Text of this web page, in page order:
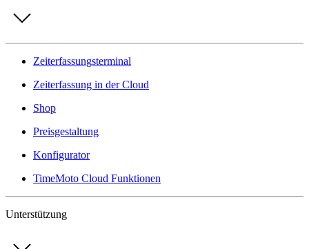
Zeiterfassungsterminal
Zeiterfassung in der Cloud
Shop
Preisgestaltung
Konfigurator
TimeMoto Cloud Funktionen
Unterstützung